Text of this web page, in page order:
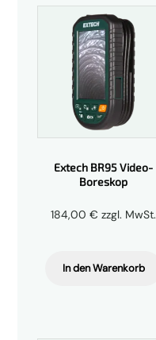
Extech BR95 Video-
Boreskop
184,00€ zzgl. MwSt.
In den Warenkorb